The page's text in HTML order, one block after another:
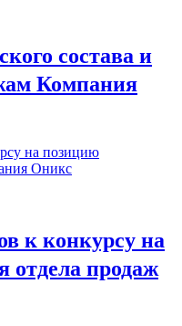
состава и
Компания
к конкурсу на
отдела продаж